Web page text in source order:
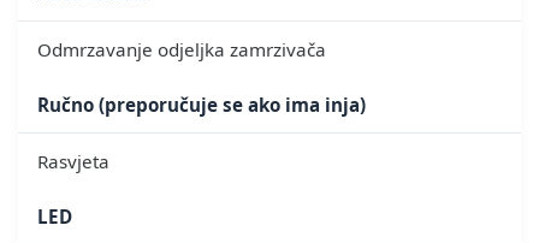
Odmrzavanje odjeljka zamrzivača
Ručno (preporučuje se ako ima inja)
Rasvjeta
LED